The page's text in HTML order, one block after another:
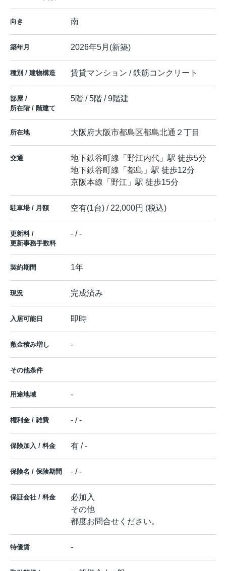
向き 南
築年月 2026年5月(新築)
種別 / 建物構造 賃貸マンション / 鉄筋コンクリート
部屋 /
所在階 / 階建て
5階 / 5階 / 9階建
所在地 大阪府大阪市都島区都島北通 ２丁目
交通 地下鉄谷町線 「 野江内代 」駅 徒歩5分
地下鉄谷町線 「 都島 」駅 徒歩12分
京阪本線 「 野江 」駅 徒歩15分
駐車場 / 月額 空有(1台) / 22,000円 (税込)
更新料 /
更新事務手数料
- / -
契約期間 1年
現況 完成済み
入居可能日 即時
敷金積み増し -
その他条件
用途地域 -
権利金 / 雑費 - / -
保険加入 / 料金 有 / -
保険名 / 保険期間 - / -
保証会社 / 料金
必加入
その他
都度お問合せください。
特優賃 -